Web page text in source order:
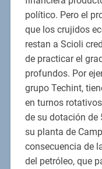
político. Pero el
que los crujidos
restan a Scioli
de practicar el
profundos. Por
grupo Techint,
en turnos
de su dotación de
su planta de
consecuencia de
del petróleo, que